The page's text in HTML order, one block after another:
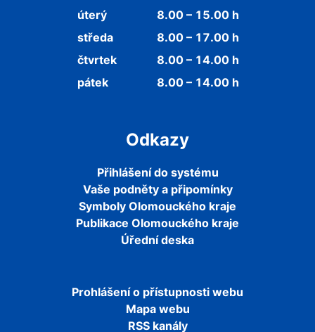
úterý
8.00 – 15.00 h
středa
8.00 – 17.00 h
čtvrtek
8.00 – 14.00 h
pátek
8.00 – 14.00 h
Odkazy
Přihlášení do systému
Vaše podněty a připomínky
Symboly Olomouckého kraje
Publikace Olomouckého kraje
Úřední deska
Prohlášení o přístupnosti webu
Mapa webu
RSS kanály